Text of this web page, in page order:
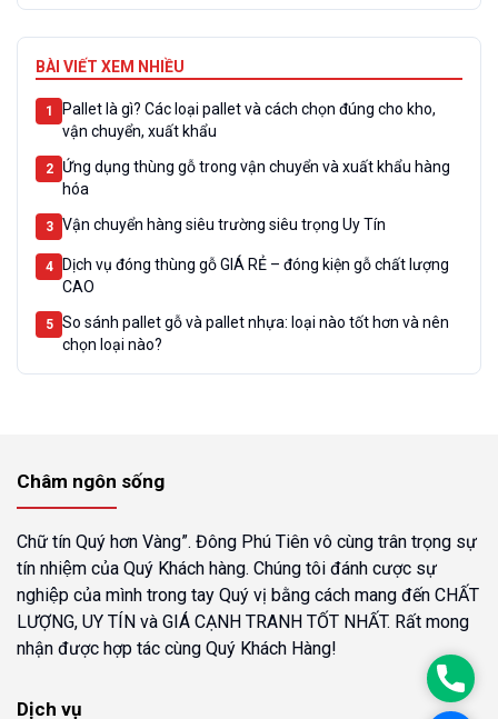
4
Đặt pallet gỗ theo yêu cầu: Sản xuất theo kích thước, tải
trọng
5
#2025
BÀI VIẾT XEM NHIỀU
1
Pallet là gì? Các loại pallet và cách chọn đúng cho kho,
vận chuyển, xuất khẩu
2
Ứng dụng thùng gỗ trong vận chuyển và xuất khẩu hàng
hóa
3 Vận chuyển hàng siêu trường siêu trọng Uy Tín
4
Dịch vụ đóng thùng gỗ GIÁ RẺ – đóng kiện gỗ chất lượng
CAO
5
So sánh pallet gỗ và pallet nhựa: loại nào tốt hơn và nên
chọn loại nào?
Châm ngôn sống
Chữ tín Quý hơn Vàng”. Đông Phú Tiên vô cùng trân trọng sự
tín nhiệm của Quý Khách hàng. Chúng tôi đánh cược sự
nghiệp của mình trong tay Quý vị bằng cách mang đến CHẤT
LƯỢNG, UY TÍN và GIÁ CẠNH TRANH TỐT NHẤT. Rất mong
nhận được hợp tác cùng Quý Khách Hàng!
Dịch vụ